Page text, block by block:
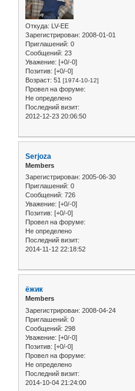
Откуда: LV-EE
Зарегистрирован: 2008-01-01
Приглашений: 0
Сообщений: 23
Уважение: [+0/-0]
Позитив: [+0/-0]
Возраст: 51 [1974-10-12]
Провел на форуме:
Не определено
Последний визит:
2012-12-23 20:06:50
Serjoza
Members
Зарегистрирован: 2005-06-30
Приглашений: 0
Сообщений: 726
Уважение: [+0/-0]
Позитив: [+0/-0]
Провел на форуме:
Не определено
Последний визит:
2014-11-12 22:18:52
ёжик
Members
Зарегистрирован: 2008-04-24
Приглашений: 0
Сообщений: 298
Уважение: [+0/-0]
Позитив: [+0/-0]
Провел на форуме:
Не определено
Последний визит:
2014-10-04 21:24:00